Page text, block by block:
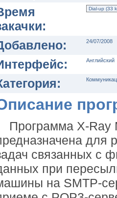
24/07/2008
Английский
Программа X-Ray
для
связанных с
при
на SMTP-